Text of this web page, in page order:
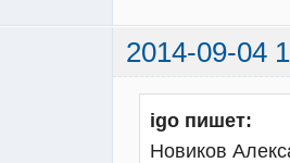
2014-09-04
igo пишет:
Новиков